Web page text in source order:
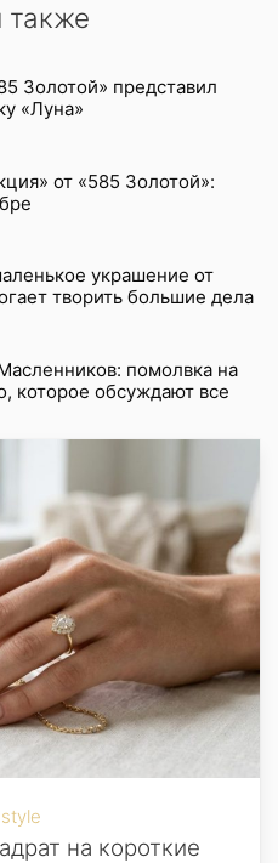
также
Золотой» представил
«Луна»
от «585 Золотой»:
украшение от
творить большие дела
помолвка на
которое обсуждают все
на короткие